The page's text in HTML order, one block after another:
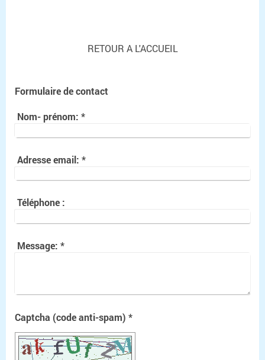
RETOUR A L'ACCUEIL
Formulaire de contact
Nom- prénom: *
Adresse email: *
Téléphone :
Message: *
Captcha (code anti-spam) *